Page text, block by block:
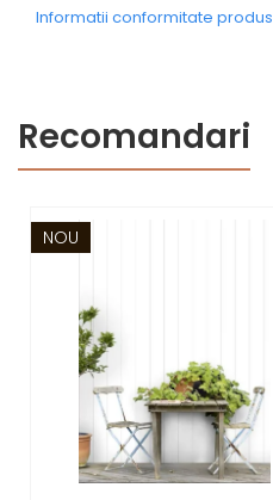
Informatii conformitate produs
Recomandari
NOU